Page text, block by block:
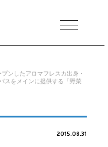
MENU
ンしたアロマフレスカ出身・
スをメインに提供する「野菜
2015.08.31